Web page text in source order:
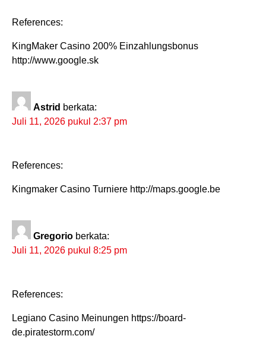
References:
KingMaker Casino 200% Einzahlungsbonus
http://www.google.sk
Astrid berkata:
Juli 11, 2026 pukul 2:37 pm
References:
Kingmaker Casino Turniere http://maps.google.be
Gregorio berkata:
Juli 11, 2026 pukul 8:25 pm
References:
Legiano Casino Meinungen https://board-
de.piratestorm.com/